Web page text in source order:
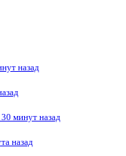
назад
30 минут назад
назад